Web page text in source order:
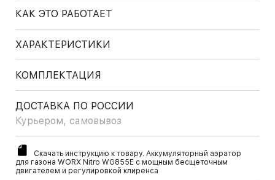
КАК ЭТО РАБОТАЕТ
ХАРАКТЕРИСТИКИ
КОМПЛЕКТАЦИЯ
ДОСТАВКА ПО РОССИИ
Курьером, самовывоз
Скачать инструкцию к товару. Аккумуляторный аэратор
для газона WORX Nitro WG855E с мощным бесщеточным
двигателем и регулировкой клиренса